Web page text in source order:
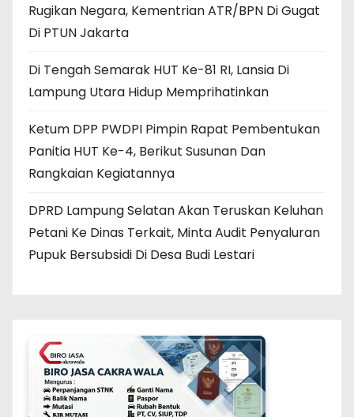
Rugikan Negara, Kementrian ATR/BPN Di Gugat
Di PTUN Jakarta
Di Tengah Semarak HUT Ke-81 RI, Lansia Di
Lampung Utara Hidup Memprihatinkan
Ketum DPP PWDPI Pimpin Rapat Pembentukan
Panitia HUT Ke-4, Berikut Susunan Dan
Rangkaian Kegiatannya
DPRD Lampung Selatan Akan Teruskan Keluhan
Petani Ke Dinas Terkait, Minta Audit Penyaluran
Pupuk Bersubsidi Di Desa Budi Lestari